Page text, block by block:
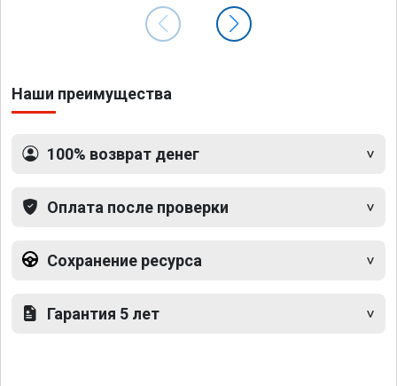
Наши преимущества
100% возврат денег
Оплата после проверки
Сохранение ресурса
Гарантия 5 лет